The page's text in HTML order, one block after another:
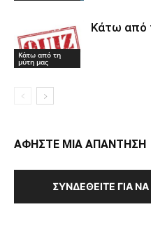
Κάτω από τη
μύτη μας
Κάτω από
ΑΦΗΣΤΕ ΜΙΑ ΑΠΑΝΤΗΣΗ
ΣΥΝΔΕΘΕΊΤΕ ΓΙΑ